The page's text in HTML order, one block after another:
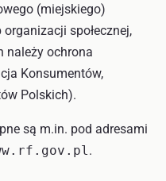
(miejskiego)
społecznej,
należy ochrona
Konsumentów,
Polskich).
są m.in. pod adresami
.